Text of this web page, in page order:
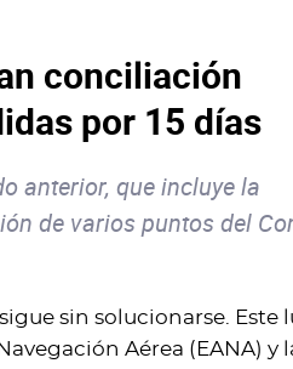
conciliación
por 15 días
anterior, que incluye la
de varios puntos del
sin solucionarse. Este
Aérea (EANA) y